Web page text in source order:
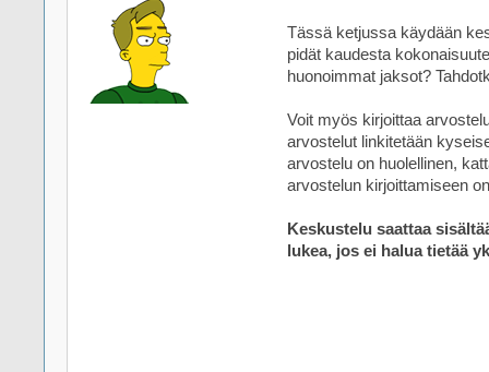
Tässä ketjussa käydään
pidät kaudesta
huonoimmat jaksot?
Voit myös kirjoittaa
arvostelut linkitetään
arvostelu on huolellinen,
arvostelun kirjoittamiseen
Keskustelu saattaa
lukea, jos ei halua tietää